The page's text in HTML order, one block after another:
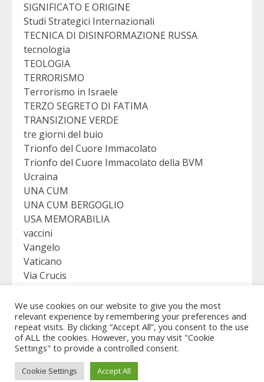
SIGNIFICATO E ORIGINE
Studi Strategici Internazionali
TECNICA DI DISINFORMAZIONE RUSSA
tecnologia
TEOLOGIA
TERRORISMO
Terrorismo in Israele
TERZO SEGRETO DI FATIMA
TRANSIZIONE VERDE
tre giorni del buio
Trionfo del Cuore Immacolato
Trionfo del Cuore Immacolato della BVM
Ucraina
UNA CUM
UNA CUM BERGOGLIO
USA MEMORABILIA
vaccini
Vangelo
Vaticano
Via Crucis
Viganò
Copyright © Revelation Virgo - All rights reserved.
We use cookies on our website to give you the most
relevant experience by remembering your preferences and
repeat visits. By clicking “Accept All”, you consent to the use
of ALL the cookies. However, you may visit "Cookie
Settings" to provide a controlled consent.
Cookie Settings Accept All